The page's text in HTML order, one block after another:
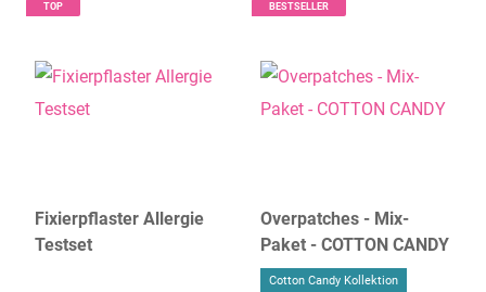
TOP
Fixierpflaster Allergie
Testset
BESTSELLER
Overpatches - Mix-
Paket - COTTON CANDY
Cotton Candy Kollektion